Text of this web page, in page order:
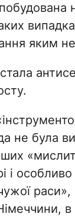
яким
не була
і
в